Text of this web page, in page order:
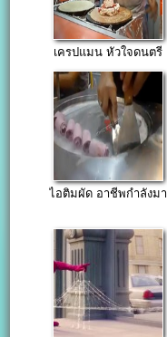
เครปแมน หัวใจดนตรี
ไอติมผัด อาชีพกำลังมา